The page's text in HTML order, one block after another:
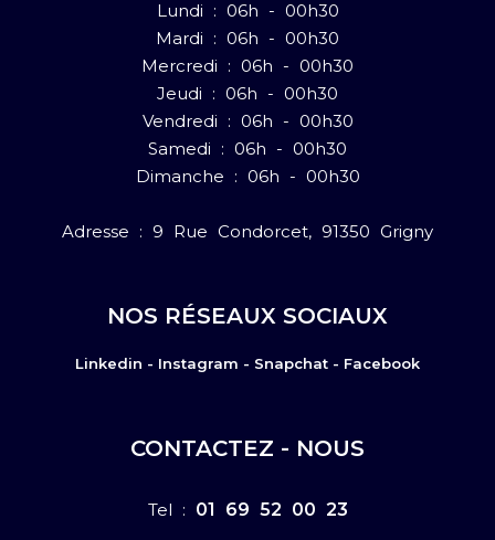
Lundi : 06h - 00h30
Mardi : 06h - 00h30
Mercredi : 06h - 00h30
Jeudi : 06h - 00h30
Vendredi : 06h - 00h30
Samedi : 06h - 00h30
Dimanche : 06h - 00h30
Adresse : 9 Rue Condorcet, 91350 Grigny
NOS RÉSEAUX SOCIAUX
Linkedin - Instagram - Snapchat - Facebook
CONTACTEZ - NOUS
Tel : 01 69 52 00 23